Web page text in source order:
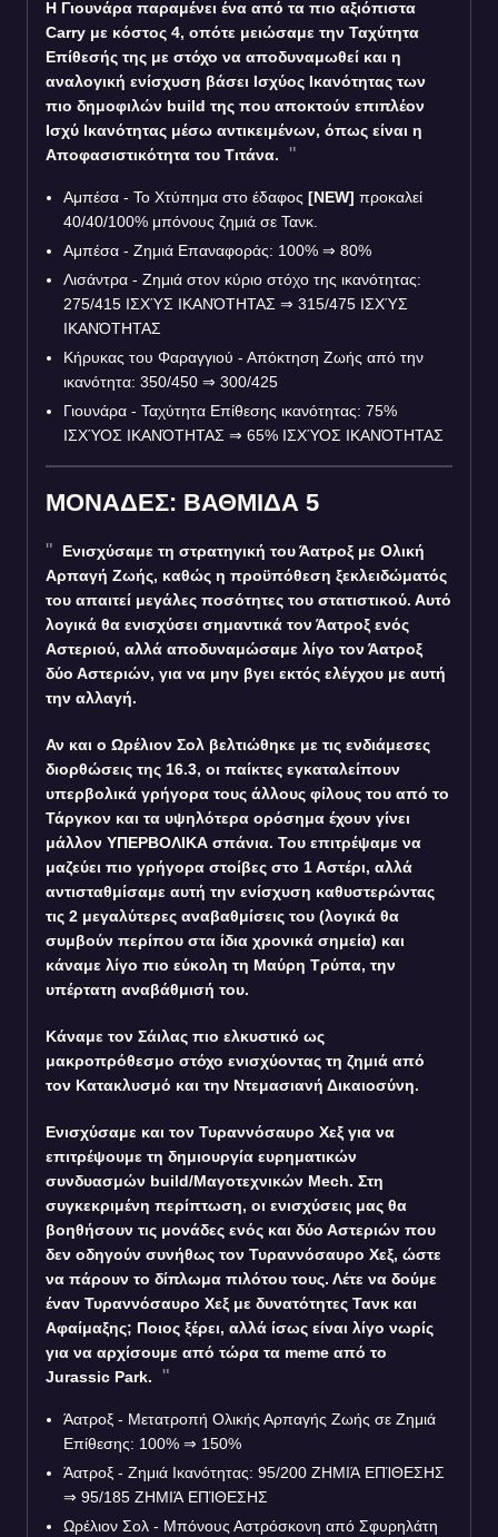
Η Γιουνάρα παραμένει ένα από τα πιο αξιόπιστα
Carry με κόστος 4, οπότε μειώσαμε την Ταχύτητα
Επίθεσής της με στόχο να αποδυναμωθεί και η
αναλογική ενίσχυση βάσει Ισχύος Ικανότητας των
πιο δημοφιλών build της που αποκτούν επιπλέον
Ισχύ Ικανότητας μέσω αντικειμένων, όπως είναι η
Αποφασιστικότητα του Τιτάνα.
Αμπέσα - Το Χτύπημα στο έδαφος [NEW] προκαλεί
40/40/100% μπόνους ζημιά σε Τανκ.
Αμπέσα - Ζημιά Επαναφοράς: 100% ⇒ 80%
Λισάντρα - Ζημιά στον κύριο στόχο της ικανότητας:
275/415 ΙΣΧΎΣ ΙΚΑΝΌΤΗΤΑΣ ⇒ 315/475 ΙΣΧΎΣ
ΙΚΑΝΌΤΗΤΑΣ
Κήρυκας του Φαραγγιού - Απόκτηση Ζωής από την
ικανότητα: 350/450 ⇒ 300/425
Γιουνάρα - Ταχύτητα Επίθεσης ικανότητας: 75%
ΙΣΧΎΟΣ ΙΚΑΝΌΤΗΤΑΣ ⇒ 65% ΙΣΧΎΟΣ ΙΚΑΝΌΤΗΤΑΣ
ΜΟΝΑΔΕΣ: ΒΑΘΜΙΔΑ 5
Ενισχύσαμε τη στρατηγική του Άατροξ με Ολική
Αρπαγή Ζωής, καθώς η προϋπόθεση ξεκλειδώματός
του απαιτεί μεγάλες ποσότητες του στατιστικού. Αυτό
λογικά θα ενισχύσει σημαντικά τον Άατροξ ενός
Αστεριού, αλλά αποδυναμώσαμε λίγο τον Άατροξ
δύο Αστεριών, για να μην βγει εκτός ελέγχου με αυτή
την αλλαγή.
Αν και ο Ωρέλιον Σολ βελτιώθηκε με τις ενδιάμεσες
διορθώσεις της 16.3, οι παίκτες εγκαταλείπουν
υπερβολικά γρήγορα τους άλλους φίλους του από το
Τάργκον και τα υψηλότερα ορόσημα έχουν γίνει
μάλλον ΥΠΕΡΒΟΛΙΚΑ σπάνια. Του επιτρέψαμε να
μαζεύει πιο γρήγορα στοίβες στο 1 Αστέρι, αλλά
αντισταθμίσαμε αυτή την ενίσχυση καθυστερώντας
τις 2 μεγαλύτερες αναβαθμίσεις του (λογικά θα
συμβούν περίπου στα ίδια χρονικά σημεία) και
κάναμε λίγο πιο εύκολη τη Μαύρη Τρύπα, την
υπέρτατη αναβάθμισή του.
Κάναμε τον Σάιλας πιο ελκυστικό ως
μακροπρόθεσμο στόχο ενισχύοντας τη ζημιά από
τον Κατακλυσμό και την Ντεμασιανή Δικαιοσύνη.
Ενισχύσαμε και τον Τυραννόσαυρο Χεξ για να
επιτρέψουμε τη δημιουργία ευρηματικών
συνδυασμών build/Μαγοτεχνικών Mech. Στη
συγκεκριμένη περίπτωση, οι ενισχύσεις μας θα
βοηθήσουν τις μονάδες ενός και δύο Αστεριών που
δεν οδηγούν συνήθως τον Τυραννόσαυρο Χεξ, ώστε
να πάρουν το δίπλωμα πιλότου τους. Λέτε να δούμε
έναν Τυραννόσαυρο Χεξ με δυνατότητες Τανκ και
Αφαίμαξης; Ποιος ξέρει, αλλά ίσως είναι λίγο νωρίς
για να αρχίσουμε από τώρα τα meme από το
Jurassic Park.
Άατροξ - Μετατροπή Ολικής Αρπαγής Ζωής σε Ζημιά
Επίθεσης: 100% ⇒ 150%
Άατροξ - Ζημιά Ικανότητας: 95/200 ΖΗΜΙΆ ΕΠΊΘΕΣΗΣ
⇒ 95/185 ΖΗΜΙΆ ΕΠΊΘΕΣΗΣ
Ωρέλιον Σολ - Μπόνους Αστρόσκονη από Σφυρηλάτη